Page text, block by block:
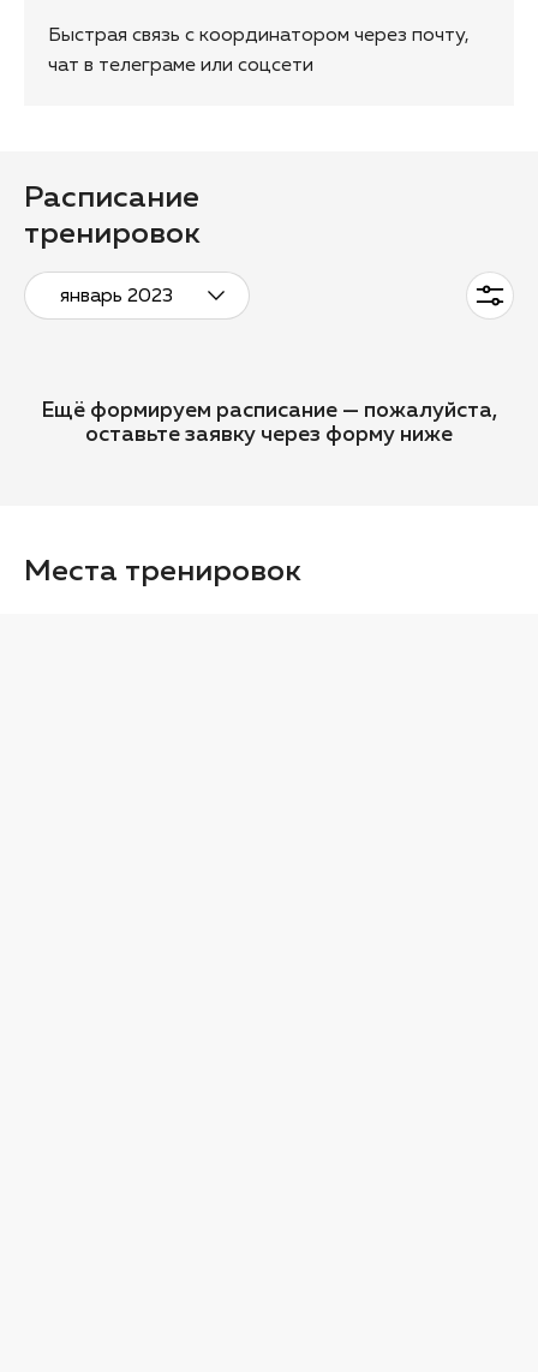
Быстрая связь с координатором через почту,
чат в телеграме или соцсети
Расписание
тренировок
январь 2023
Ещё формируем расписание — пожалуйста,
оставьте заявку через форму ниже
Места тренировок